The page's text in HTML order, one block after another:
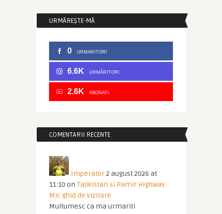
URMĂREȘTE-MĂ
0 URMARITORI
6.6K URMĂRITORI
2.6K ABONATI
COMENTARII RECENTE
Imperator2 august 2026 at
11:10 on Tajikistan si Pamir Highway.
Mic ghid de vizitare
Multumesc ca ma urmariti